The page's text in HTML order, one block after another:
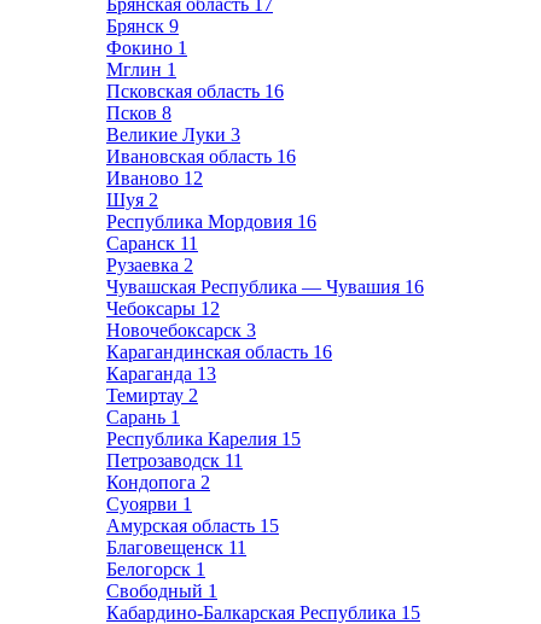
Брянская область 17
Брянск 9
Фокино 1
Мглин 1
Псковская область 16
Псков 8
Великие Луки 3
Ивановская область 16
Иваново 12
Шуя 2
Республика Мордовия 16
Саранск 11
Рузаевка 2
Чувашская Республика — Чувашия 16
Чебоксары 12
Новочебоксарск 3
Карагандинская область 16
Караганда 13
Темиртау 2
Сарань 1
Республика Карелия 15
Петрозаводск 11
Кондопога 2
Суоярви 1
Амурская область 15
Благовещенск 11
Белогорск 1
Свободный 1
Кабардино-Балкарская Республика 15